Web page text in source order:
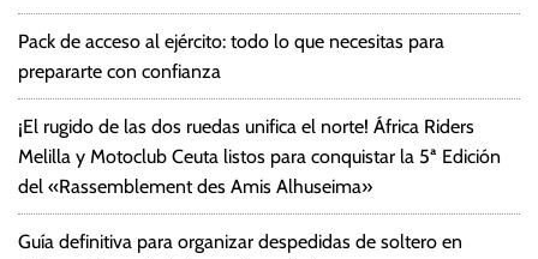
Pack de acceso al ejército: todo lo que necesitas para
prepararte con confianza
¡El rugido de las dos ruedas unifica el norte! África Riders
Melilla y Motoclub Ceuta listos para conquistar la 5ª Edición
del «Rassemblement des Amis Alhuseima»
Guía definitiva para organizar despedidas de soltero en